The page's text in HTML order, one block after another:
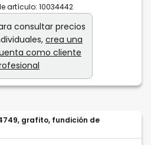
artículo: 10034442
consultar precios
crea una
como cliente
grafito, fundición de